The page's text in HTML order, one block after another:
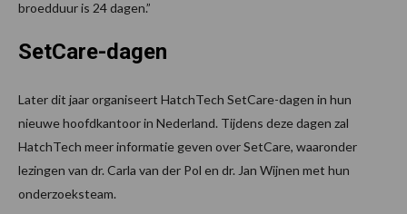
broedduur is 24 dagen.”
SetCare-dagen
Later dit jaar organiseert HatchTech SetCare-dagen in hun
nieuwe hoofdkantoor in Nederland. Tijdens deze dagen zal
HatchTech meer informatie geven over SetCare, waaronder
lezingen van dr. Carla van der Pol en dr. Jan Wijnen met hun
onderzoeksteam.